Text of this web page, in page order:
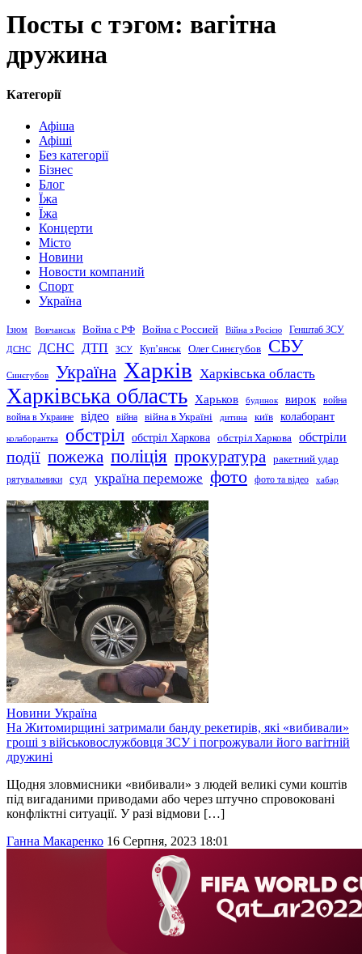
Посты с тэгом: вагітна
дружина
Категорії
Афіша
Афіші
Без категорії
Бізнес
Блог
Їжа
Їжа
Концерти
Місто
Новини
Новости компаний
Спорт
Україна
Ізюм Вовчанськ Война с РФ Война с Россией Війна з Росією Генштаб ЗСУ
ДСНС ДСНС ДТП ЗСУ Купʼянськ Олег Синєгубов СБУ
Синєгубов Україна Харків Харківська область
Харківська область Харьков будинок вирок война
война в Украине відео війна війна в Україні дитина київ колаборант
колаборантка обстріл обстріл Харкова обстріл Харкова обстріли
події пожежа поліція прокуратура
ракетний удар
рятувальники
суд україна переможе фото фото та відео хабар
Новини Україна
На Житомирщині затримали банду рекетирів, які «вибивали»
гроші з військовослужбовця ЗСУ і погрожували його вагітній
дружині
Щодня зловмисники «вибивали» з людей великі суми коштів
під вигаданими приводами або через штучно спровоковані
конфліктні ситуації. У разі відмови […]
Ганна Макаренко 16 Серпня, 2023 18:01